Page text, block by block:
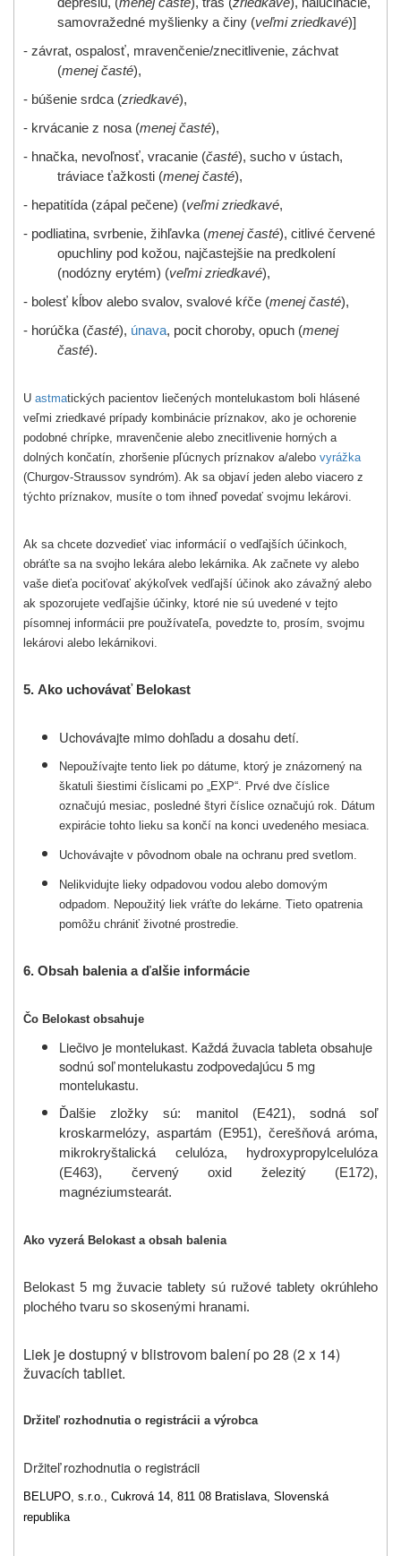
samovražedné myšlienky a činy (veľmi zriedkavé)]
- závrat, ospalosť, mravenčenie/znecitlivenie, záchvat
(menej časté),
- búšenie srdca (zriedkavé),
- krvácanie z nosa (menej časté),
- hnačka, nevoľnosť, vracanie (časté), sucho v ústach,
tráviace ťažkosti (menej časté),
- hepatitída (zápal pečene) (veľmi zriedkavé,
- podliatina, svrbenie, žihľavka (menej časté), citlivé červené
opuchliny pod kožou, najčastejšie na predkolení
(nodózny erytém) (veľmi zriedkavé),
- bolesť kĺbov alebo svalov, svalové kŕče (menej časté),
- horúčka (časté), únava, pocit choroby, opuch (menej
časté).
U astmatických pacientov liečených montelukastom boli hlásené
veľmi zriedkavé prípady kombinácie príznakov, ako je ochorenie
podobné chrípke, mravenčenie alebo znecitlivenie horných a
dolných končatín, zhoršenie pľúcnych príznakov a/alebo vyrážka
(Churgov-Straussov syndróm). Ak sa objaví jeden alebo viacero z
týchto príznakov, musíte o tom ihneď povedať svojmu lekárovi.
Ak sa chcete dozvedieť viac informácií o vedľajších účinkoch,
obráťte sa na svojho lekára alebo lekárnika. Ak začnete vy alebo
vaše dieťa pociťovať akýkoľvek vedľajší účinok ako závažný alebo
ak spozorujete vedľajšie účinky, ktoré nie sú uvedené v tejto
písomnej informácii pre používateľa, povedzte to, prosím, svojmu
lekárovi alebo lekárnikovi.
5. Ako uchovávať Belokast
Uchovávajte mimo dohľadu a dosahu detí.
Nepoužívajte tento liek po dátume, ktorý je znázornený na
škatuli šiestimi číslicami po „EXP“. Prvé dve číslice
označujú mesiac, posledné štyri číslice označujú rok. Dátum
expirácie tohto lieku sa končí na konci uvedeného mesiaca.
Uchovávajte v pôvodnom obale na ochranu pred svetlom.
Nelikvidujte lieky odpadovou vodou alebo domovým
odpadom. Nepoužitý liek vráťte do lekárne. Tieto opatrenia
pomôžu chrániť životné prostredie.
6. Obsah balenia a ďalšie informácie
Čo Belokast obsahuje
Liečivo je montelukast. Každá žuvacia tableta obsahuje
sodnú soľ montelukastu zodpovedajúcu 5 mg
montelukastu.
Ďalšie zložky sú:
manitol (E421), sodná soľ
kroskarmelózy, aspartám (E951), čerešňová aróma,
mikrokryštalická celulóza, hydroxypropylcelulóza
(E463),
červený oxid železitý (E172),
magnéziumstearát.
Ako vyzerá Belokast a obsah balenia
Belokast 5 mg žuvacie tablety sú ružové tablety okrúhleho
plochého tvaru so skosenými hranami.
Liek je dostupný v blistrovom balení po 28 (2 x 14)
žuvacích tabliet.
Držiteľ rozhodnutia o registrácii a výrobca
Držiteľ rozhodnutia o registrácii
BELUPO, s.r.o., Cukrová 14, 811 08 Bratislava, Slovenská
republika